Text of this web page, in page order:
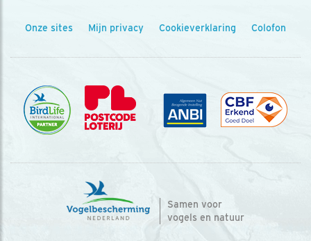
Onze sites Mijn privacy Cookieverklaring Colofon
Samen voor
vogels en natuur